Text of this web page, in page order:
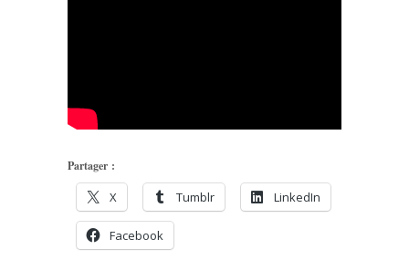
Partager :
X Tumblr LinkedIn
Facebook